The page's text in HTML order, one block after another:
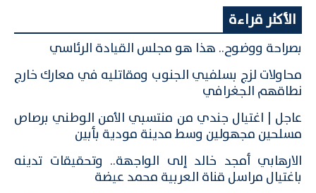
الأكثر قراءة
بصراحة ووضوح.. هذا هو مجلس القيادة الرئاسي
محاولات لزج بسلفيي الجنوب ومقاتليه في معارك خارج
نطاقهم الجغرافي
عاجل | اغتيال جندي من منتسبي الأمن الوطني برصاص
مسلحين مجهولين وسط مدينة مودية بأبين
الارهابي أمجد خالد إلى الواجهة.. وتحقيقات تدينه
باغتيال مراسل قناة العربية محمد عيضة